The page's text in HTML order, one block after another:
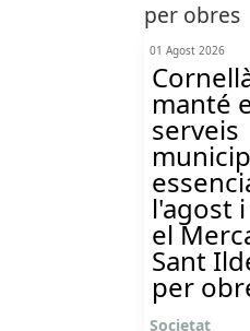
01 Agost 2026
manté
serveis
l'agost
el
Sant
per
Societat